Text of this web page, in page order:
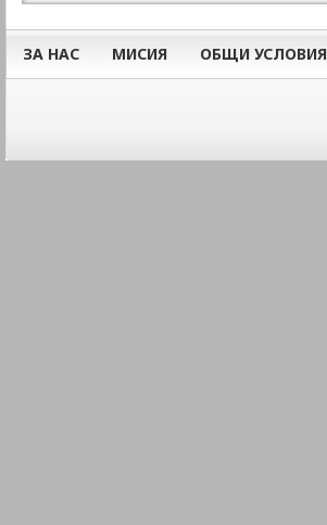
ЗА НАС МИСИЯ ОБЩИ УСЛОВИЯ